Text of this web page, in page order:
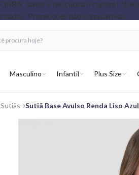
Masculino Infantil Plus Size
Sutiãs Sutiã Base Avulso Renda Liso Azul